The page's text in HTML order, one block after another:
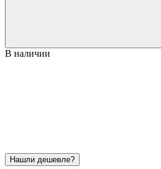
В наличии
Нашли дешевле?